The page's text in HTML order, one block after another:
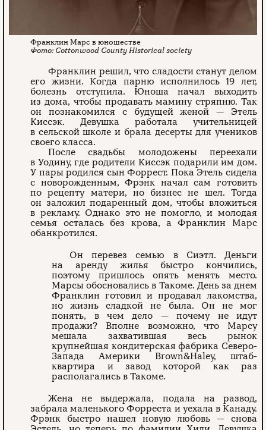
Франклин Марс в юношестве
Cottonwood County Historical society
Франклин решил, что сладости станут делом
его жизни. Когда парню исполнилось 19 лет,
болезнь отступила. Юноша начал выходить
из дома, чтобы продавать мамину стряпню. Так
он познакомился с будущей женой — Этель
Киссэк. Девушка работала учительницей
в сельской школе и брала десерты для учеников
своего класса.
После свадьбы молодожены переехали
в Уодину, где родители Киссэк подарили им дом.
У пары родился сын Форрест. Пока Этель сидела
с новорожденным, Фрэнк начал сам готовить
по рецепту матери, но бизнес не шел. Тогда
он заложил подаренный дом, чтобы вложиться
в рекламу. Однако это не помогло, и молодая
семья осталась без крова, а Франклин Марс
обанкротился.
Он перевез семью в Сиэтл. Деньги
на аренду жилья быстро кончились,
поэтому пришлось опять менять место.
Марсы обосновались в Такоме. День за днем
Франклин готовил и продавал лакомства,
но жизнь сладкой не была. Он не мог
понять, в чем дело — почему не идут
продажи? Вполне возможно, что Марсу
мешала захватившая весь рынок
крупнейшая кондитерская фабрика Северо-
Запада Америки Brown&Haley, штаб-
квартира и завод которой как раз
располагались в Такоме.
Жена не выдержала, подала на развод,
забрала маленького Форреста и уехала в Канаду.
Фрэнк быстро нашел новую любовь — снова